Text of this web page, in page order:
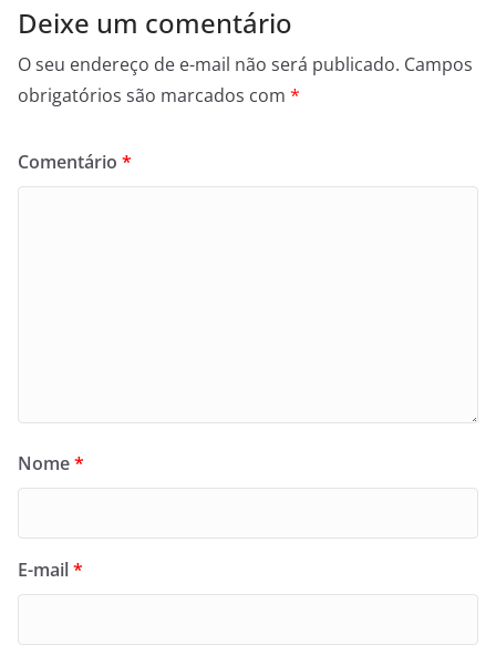
o
k
Deixe um comentário
O seu endereço de e-mail não será publicado. Campos
obrigatórios são marcados com *
Comentário *
Nome*
E-mail*